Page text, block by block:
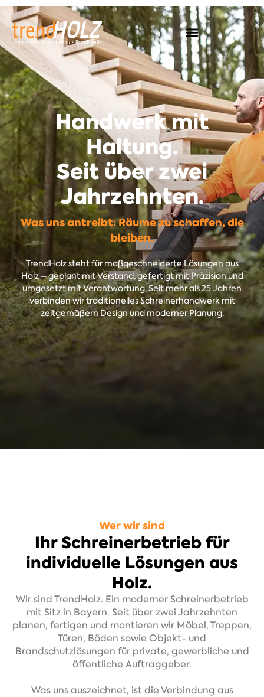
Handwerk mit
Haltung.
Seit über zwei
Jahrzehnten.
Was uns antreibt: Räume zu schaffen, die
bleiben.
TrendHolz steht für maßgeschneiderte Lösungen aus
Holz – geplant mit Verstand, gefertigt mit Präzision und
umgesetzt mit Verantwortung. Seit mehr als 25 Jahren
verbinden wir traditionelles Schreinerhandwerk mit
zeitgemäßem Design und moderner Planung.
Wer wir sind
Ihr Schreinerbetrieb für
individuelle Lösungen aus
Holz.
Wir sind TrendHolz. Ein moderner Schreinerbetrieb
mit Sitz in Bayern. Seit über zwei Jahrzehnten
planen, fertigen und montieren wir Möbel, Treppen,
Türen, Böden sowie Objekt- und
Brandschutzlösungen für private, gewerbliche und
öffentliche Auftraggeber.
Was uns auszeichnet, ist die Verbindung aus